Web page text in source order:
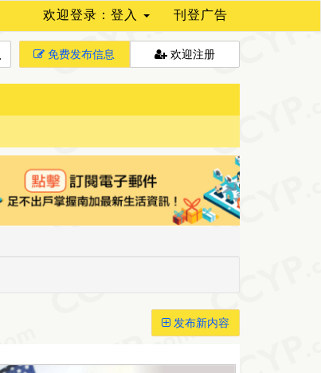
欢迎登录：登入 刊登广告
免费发布信息 欢迎注册
发布新内容